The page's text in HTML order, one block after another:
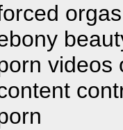
videos